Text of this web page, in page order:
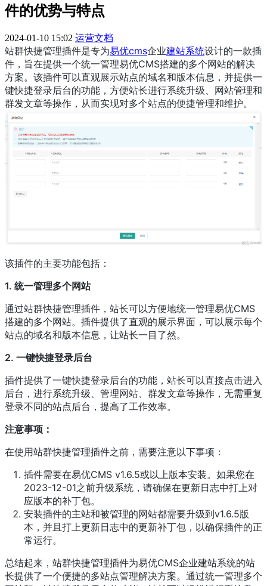
件的优势与特点
2024-01-10 15:02 运营文档
站群快捷管理插件是专为易优cms企业建站系统设计的一款插
件，旨在提供一个统一管理易优CMS搭建的多个网站的解决
方案。该插件可以直观展示站点的域名和版本信息，并提供一
键快捷登录后台的功能，方便站长进行系统升级、网站管理和
群发文章等操作，从而实现对多个站点的便捷管理和维护。
该插件的主要功能包括：
1. 统一管理多个网站
通过站群快捷管理插件，站长可以方便地统一管理易优CMS
搭建的多个网站。插件提供了直观的展示界面，可以展示每个
站点的域名和版本信息，让站长一目了然。
2. 一键快捷登录后台
插件提供了一键快捷登录后台的功能，站长可以直接点击进入
后台，进行系统升级、管理网站、群发文章等操作，无需重复
登录不同的站点后台，提高了工作效率。
注意事项：
在使用站群快捷管理插件之前，需要注意以下事项：
插件需要在易优CMS v1.6.5或以上版本安装。如果您在
2023-12-01之前升级系统，请确保在更新日志中打上对
应版本的补丁包。
安装插件的主站和被管理的网站都需要升级到v1.6.5版
本，并且打上更新日志中的更新补丁包，以确保插件的正
常运行。
总结起来，站群快捷管理插件为易优CMS企业建站系统的站
长提供了一个便捷的多站点管理解决方案。通过统一管理多个